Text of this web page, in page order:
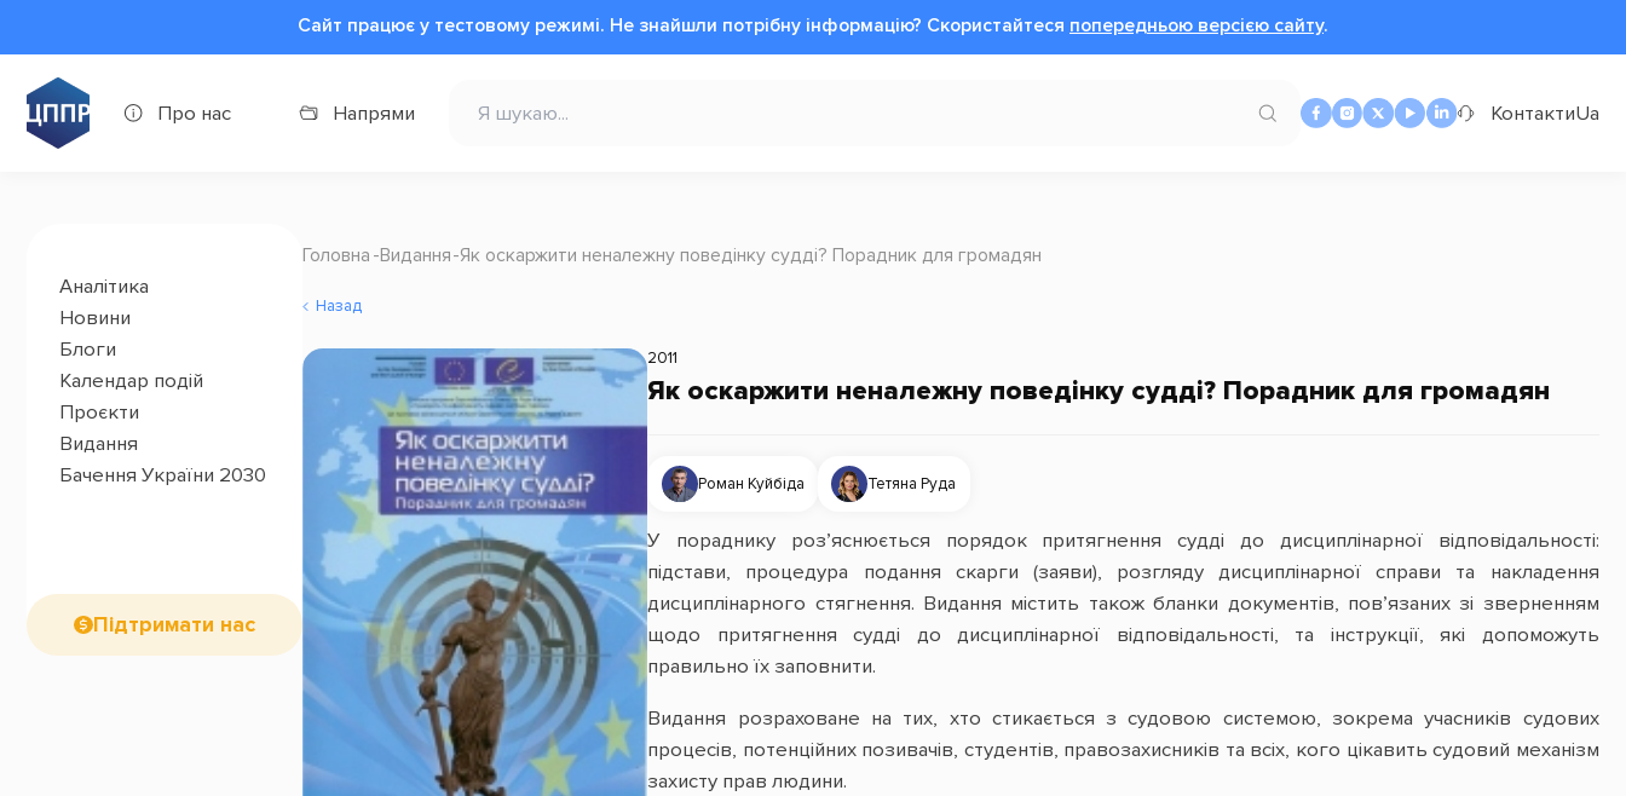
Сайт працює у тестовому режимі. Не знайшли потрібну інформацію? Cкористайтеся попередньою версією сайту.
Про нас Напрями КонтактиUa
Аналітика
Новини
Блоги
Календар подій
Проєкти
Видання
Бачення України 2030
Підтримати нас
Головна Видання Як оскаржити неналежну поведінку судді? Порадник для громадян
Назад
2011
Як оскаржити неналежну поведінку судді? Порадник для громадян
Роман Куйбіда Тетяна Руда
У пораднику роз’яснюється порядок притягнення судді до дисциплінарної відповідальності:
підстави, процедура подання скарги (заяви), розгляду дисциплінарної справи та накладення
дисциплінарного стягнення. Видання містить також бланки документів, пов’язаних зі зверненням
щодо притягнення судді до дисциплінарної відповідальності, та інструкції, які допоможуть
правильно їх заповнити.
Видання розраховане на тих, хто стикається з судовою системою, зокрема учасників судових
процесів, потенційних позивачів, студентів, правозахисників та всіх, кого цікавить судовий механізм
захисту прав людини.